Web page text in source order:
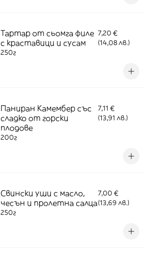
Тартар от сьомга филе
с краставици и сусам
7,20 €
(14,08 лв.)
250г
Паниран Камембер със
сладко от горски
плодове
7,11 €
(13,91 лв.)
200г
Свински уши с масло,
чесън и пролетна салца
7,00 €
(13,69 лв.)
250г